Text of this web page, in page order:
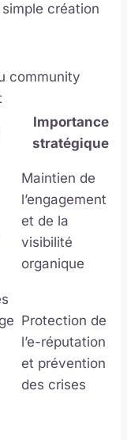
création
community
Importance
stratégique
Maintien de
l’engagement
et de la
visibilité
organique
Protection de
l’e-réputation
et prévention
des crises